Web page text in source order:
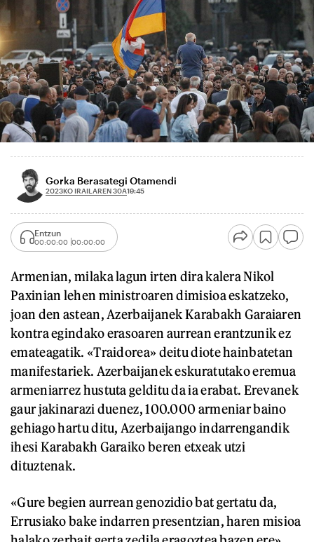
Gorka Berasategi Otamendi
2023KO IRAILAREN 30A19:45
Entzun
00:00:00 00:00:00
Armenian, milaka lagun irten dira kalera Nikol
Paxinian lehen ministroaren dimisioa eskatzeko,
joan den astean, Azerbaijanek Karabakh Garaiaren
kontra egindako erasoaren aurrean erantzunik ez
emateagatik. «Traidorea» deitu diote hainbatetan
manifestariek. Azerbaijanek eskuratutako eremua
armeniarrez hustuta gelditu da ia erabat. Erevanek
gaur jakinarazi duenez, 100.000 armeniar baino
gehiago hartu ditu, Azerbaijango indarrengandik
ihesi Karabakh Garaiko beren etxeak utzi
dituztenak.
«Gure begien aurrean genozidio bat gertatu da,
Errusiako bake indarren presentzian, haren misioa